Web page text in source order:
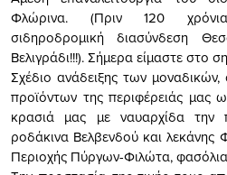
Φλώρινα. (Πριν 120
σιδηροδρομική διασύνδεση
Βελιγράδι!!!). Σήμερα είμαστε στο
Σχέδιο ανάδειξης των
προϊόντων της περιφέρειάς
κρασιά μας με ναυαρχίδα την
ροδάκινα Βελβενδού και λεκάνης
Περιοχής Πύργων-Φιλώτα,